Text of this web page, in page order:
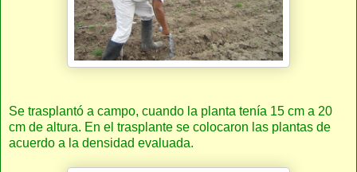
Se trasplantó a campo, cuando la planta tenía 15 cm a 20
cm de altura. En el trasplante se colocaron las plantas de
acuerdo a la densidad evaluada.